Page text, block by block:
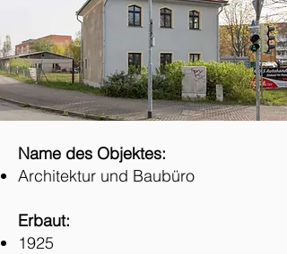
Name des Objektes:
Architektur und Baubüro
Erbaut:
1925